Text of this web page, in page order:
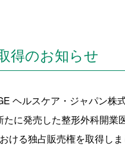
得のお知らせ
ヘルスケア・ジャパン株
に発売した整形外科開業
る独占販売権を取得しま